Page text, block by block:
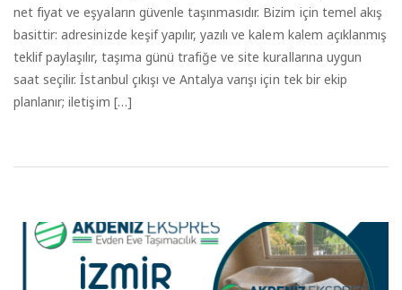
net fiyat ve eşyaların güvenle taşınmasıdır. Bizim için temel akış
basittir: adresinizde keşif yapılır, yazılı ve kalem kalem açıklanmış
teklif paylaşılır, taşıma günü trafiğe ve site kurallarına uygun
saat seçilir. İstanbul çıkışı ve Antalya varışı için tek bir ekip
planlanır; iletişim […]